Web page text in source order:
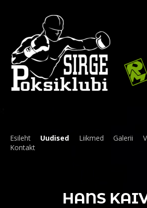
Esileht Uudised Liikmed Galerii
Kontakt
HANS